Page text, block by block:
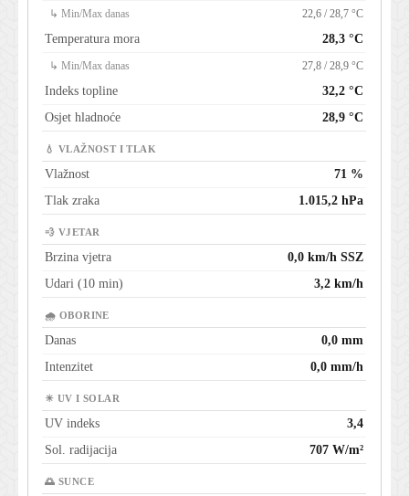
↳ Min/Max danas 22,6 / 28,7 °C
Temperatura mora 28,3 °C
↳ Min/Max danas 27,8 / 28,9 °C
Indeks topline
32,2 °C
Osjet hladnoće
28,9 °C
💧 VLAŽNOST I TLAK
Vlažnost
71 %
Tlak zraka
1.015,2 hPa
💨 VJETAR
Brzina vjetra
0,0 km/h SSZ
Udari (10 min)
3,2 km/h
🌧 OBORINE
Danas
0,0 mm
Intenzitet
0,0 mm/h
☀ UV I SOLAR
UV indeks
3,4
Sol. radijacija
707 W/m²
🌅 SUNCE